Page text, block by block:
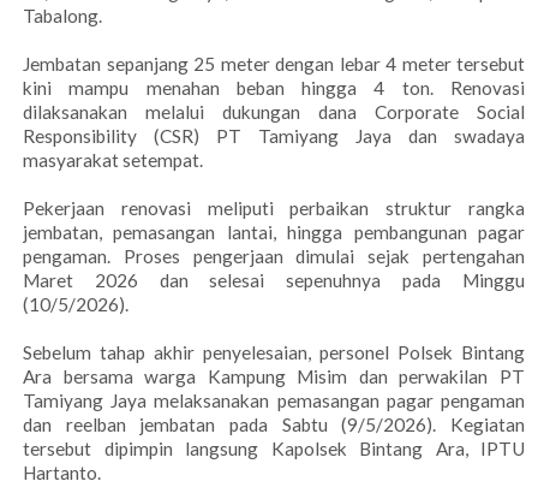
Tabalong.
Jembatan sepanjang 25 meter dengan lebar 4 meter tersebut
kini mampu menahan beban hingga 4 ton. Renovasi
dilaksanakan melalui dukungan dana Corporate Social
Responsibility (CSR) PT Tamiyang Jaya dan swadaya
masyarakat setempat.
Pekerjaan renovasi meliputi perbaikan struktur rangka
jembatan, pemasangan lantai, hingga pembangunan pagar
pengaman. Proses pengerjaan dimulai sejak pertengahan
Maret 2026 dan selesai sepenuhnya pada Minggu
(10/5/2026).
Sebelum tahap akhir penyelesaian, personel Polsek Bintang
Ara bersama warga Kampung Misim dan perwakilan PT
Tamiyang Jaya melaksanakan pemasangan pagar pengaman
dan reelban jembatan pada Sabtu (9/5/2026). Kegiatan
tersebut dipimpin langsung Kapolsek Bintang Ara, IPTU
Hartanto.